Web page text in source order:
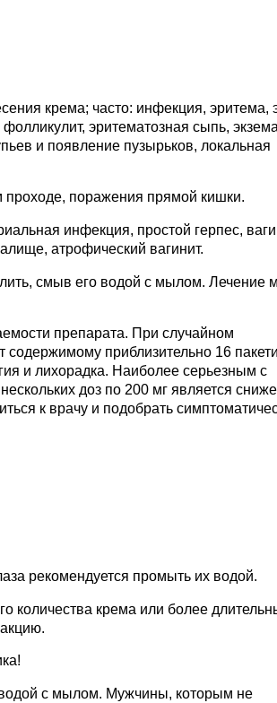
крема; часто: инфекция, эритема,
эритематозная сыпь,
и появление пузырьков, локальная
поражения прямой кишки.
инфекция, простой герпес,
атрофический вагинит.
смыв его водой с мылом. Лечение
препарата. При случайном
содержимому приблизительно 16
и лихорадка. Наиболее серьезным с
доз по 200 мг является
к врачу и подобрать
рекомендуется промыть их водой.
количества крема или более
с мылом. Мужчины, которым не